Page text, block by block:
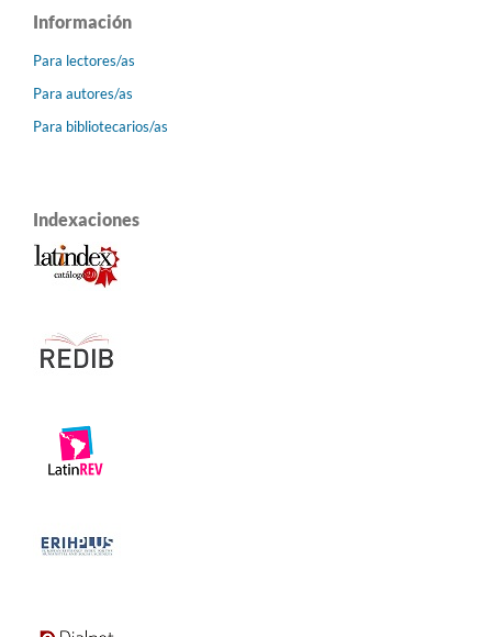
Información
Para lectores/as
Para autores/as
Para bibliotecarios/as
Indexaciones